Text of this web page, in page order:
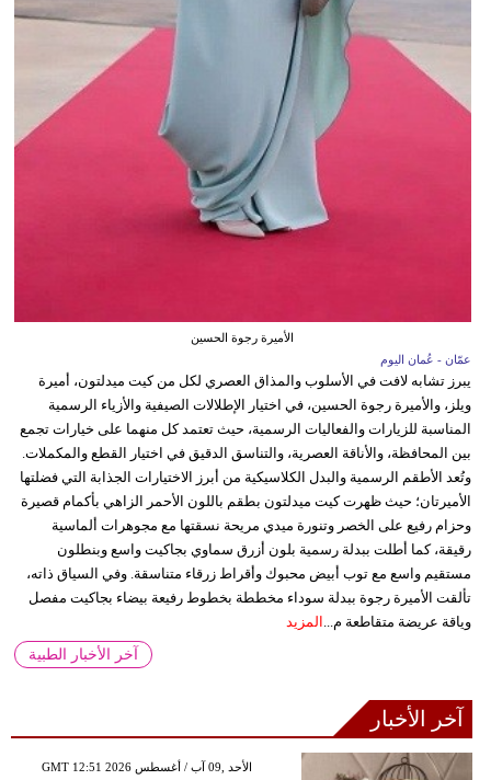
الأميرة رجوة الحسين
عمّان - عُمان اليوم
يبرز تشابه لافت في الأسلوب والمذاق العصري لكل من كيت ميدلتون، أميرة
ويلز، والأميرة رجوة الحسين، في اختيار الإطلالات الصيفية والأزياء الرسمية
المناسبة للزيارات والفعاليات الرسمية، حيث تعتمد كل منهما على خيارات تجمع
بين المحافظة، والأناقة العصرية، والتناسق الدقيق في اختيار القطع والمكملات.
وتُعد الأطقم الرسمية والبدل الكلاسيكية من أبرز الاختيارات الجذابة التي فضلتها
الأميرتان؛ حيث ظهرت كيت ميدلتون بطقم باللون الأحمر الزاهي بأكمام قصيرة
وحزام رفيع على الخصر وتنورة ميدي مريحة نسقتها مع مجوهرات ألماسية
رقيقة، كما أطلت ببدلة رسمية بلون أزرق سماوي بجاكيت واسع وبنطلون
مستقيم واسع مع توب أبيض محبوك وأقراط زرقاء متناسقة. وفي السياق ذاته،
تألقت الأميرة رجوة ببدلة سوداء مخططة بخطوط رفيعة بيضاء بجاكيت مفصل
وياقة عريضة متقاطعة م... المزيد
آخر الأخبار الطبية
آخر الأخبار
GMT 12:51 2026 الأحد ,09 آب / أغسطس